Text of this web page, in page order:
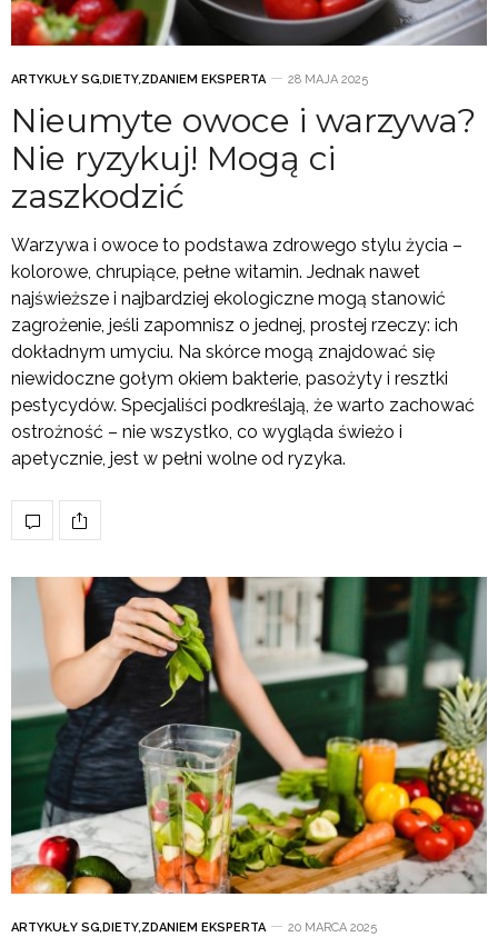
ARTYKUŁY SG,DIETY,ZDANIEM EKSPERTA 28 MAJA 2025
Nieumyte owoce i warzywa?
Nie ryzykuj! Mogą ci
zaszkodzić
Warzywa i owoce to podstawa zdrowego stylu życia –
kolorowe, chrupiące, pełne witamin. Jednak nawet
najświeższe i najbardziej ekologiczne mogą stanowić
zagrożenie, jeśli zapomnisz o jednej, prostej rzeczy: ich
dokładnym umyciu. Na skórce mogą znajdować się
niewidoczne gołym okiem bakterie, pasożyty i resztki
pestycydów. Specjaliści podkreślają, że warto zachować
ostrożność – nie wszystko, co wygląda świeżo i
apetycznie, jest w pełni wolne od ryzyka.
ARTYKUŁY SG,DIETY,ZDANIEM EKSPERTA 20 MARCA 2025